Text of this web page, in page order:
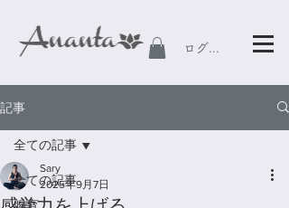
ログイン
記事
全ての記事
全ての記事
Sary
2025年9月7日